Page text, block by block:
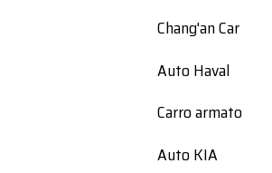
Chang'an Car
Auto Haval
Carro armato
Auto KIA